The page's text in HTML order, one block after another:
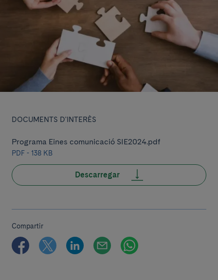
DOCUMENTS D'INTERÈS
Programa Eines comunicació SIE2024.pdf
PDF - 138 KB
Descarregar
Compartir